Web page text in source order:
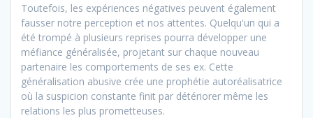
Toutefois, les expériences négatives peuvent également
fausser notre perception et nos attentes. Quelqu'un qui a
été trompé à plusieurs reprises pourra développer une
méfiance généralisée, projetant sur chaque nouveau
partenaire les comportements de ses ex. Cette
généralisation abusive crée une prophétie autoréalisatrice
où la suspicion constante finit par détériorer même les
relations les plus prometteuses.